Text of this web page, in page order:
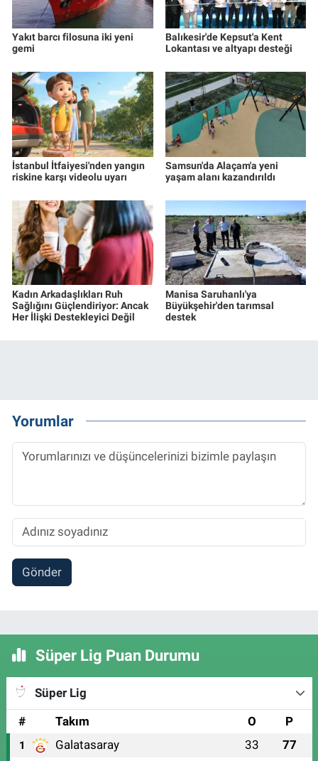
Yakıt barcı filosuna iki yeni
gemi
Balıkesir'de Kepsut'a Kent
Lokantası ve altyapı desteği
İstanbul İtfaiyesi'nden yangın
riskine karşı videolu uyarı
Samsun'da Alaçam'a yeni
yaşam alanı kazandırıldı
Kadın Arkadaşlıkları Ruh
Sağlığını Güçlendiriyor: Ancak
Her İlişki Destekleyici Değil
Manisa Saruhanlı'ya
Büyükşehir'den tarımsal
destek
Yorumlar
Gönder
Süper Lig Puan Durumu
Süper Lig
#
Takım O P
1 Galatasaray 33 77